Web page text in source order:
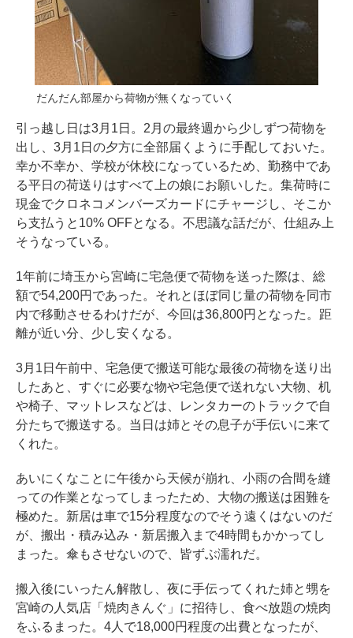
だんだん部屋から荷物が無くなっていく
引っ越し日は3月1日。2月の最終週から少しずつ荷物を
出し、3月1日の夕方に全部届くように手配しておいた。
幸か不幸か、学校が休校になっているため、勤務中であ
る平日の荷送りはすべて上の娘にお願いした。集荷時に
現金でクロネコメンバーズカードにチャージし、そこか
ら支払うと10% OFFとなる。不思議な話だが、仕組み上
そうなっている。
1年前に埼玉から宮崎に宅急便で荷物を送った際は 、総
額で54,200円であった。それとほぼ同じ量の荷物を同市
内で移動させるわけだが、今回は36,800円となった。距
離が近い分、少し安くなる。
3月1日午前中、宅急便で搬送可能な最後の荷物を送り出
したあと、すぐに必要な物や宅急便で送れない大物、机
や椅子、マットレスなどは、レンタカーのトラックで自
分たちで搬送する。当日は姉とその息子が手伝いに来て
くれた。
あいにくなことに午後から天候が崩れ、小雨の合間を縫
っての作業となってしまったため、大物の搬送は困難を
極めた。新居は車で15分程度なのでそう遠くはないのだ
が、搬出・積み込み・新居搬入まで4時間もかかってし
まった。傘もさせないので、皆ずぶ濡れだ。
搬入後にいったん解散し、夜に手伝ってくれた姉と甥を
宮崎の人気店「焼肉きんぐ」に招待し、食べ放題の焼肉
をふるまった。4人で18,000円程度の出費となったが、